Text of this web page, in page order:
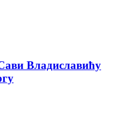
Владиславићу